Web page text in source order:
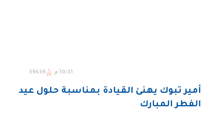
10:31 م 39639
أمير تبوك يهنئ القيادة بمناسبة حلول عيد
الفطر المبارك